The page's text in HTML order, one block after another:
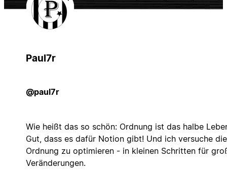
Paul7r
@paul7r
Wie heißt das so schön: Ordnung ist das halbe
Gut, dass es dafür Notion gibt! Und ich versuche
Ordnung zu optimieren - in kleinen Schritten für
Veränderungen.